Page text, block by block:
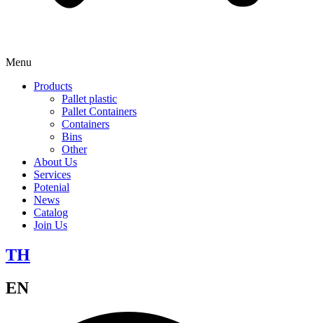
Menu
Products
Pallet plastic
Pallet Containers
Containers
Bins
Other
About Us
Services
Potenial
News
Catalog
Join Us
TH
EN